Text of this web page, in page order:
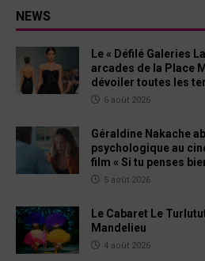
NEWS
Le « Défilé Galeries
arcades de la Place
dévoiler toutes les
6 août 2026
Géraldine Nakache
psychologique au
film « Si tu penses
5 août 2026
Le Cabaret Le
Mandelieu
4 août 2026